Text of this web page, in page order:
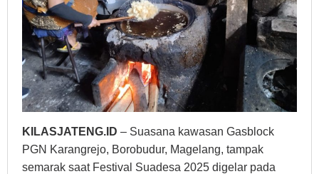
KILASJATENG.ID – Suasana kawasan Gasblock
PGN Karangrejo, Borobudur, Magelang, tampak
semarak saat Festival Suadesa 2025 digelar pada